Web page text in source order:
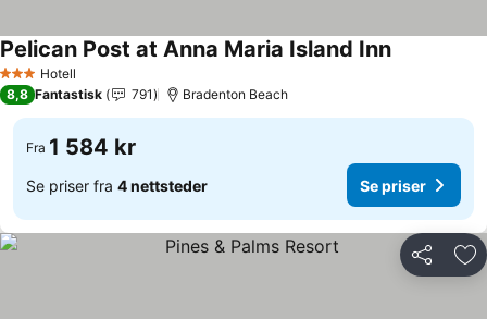
3 StjernerHotell
Pelican Post at Anna Maria Island InnSe priser
8,8 Fantastisk 791 Bradenton Beach
Fra 1 584 kr
Se priser fra 4 nettsteder Se priser
Del